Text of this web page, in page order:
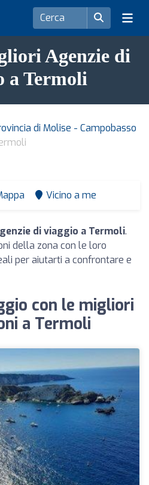
Agenzie di
a Termoli
di Molise - Campobasso
Vicino a me
di viaggio a Termoli.
della zona con le loro
per aiutarti a confrontare e
con le migliori
a Termoli